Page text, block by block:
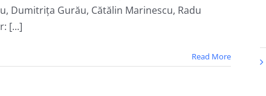
Dumitrița Gurău, Cătălin Marinescu, Radu
[...]
Read More